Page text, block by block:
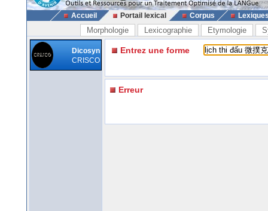
Accueil Portail lexical Corpus
Morphologie Lexicographie Etymologie
Dicosyn
CRISCO
Entrez une forme
Erreur